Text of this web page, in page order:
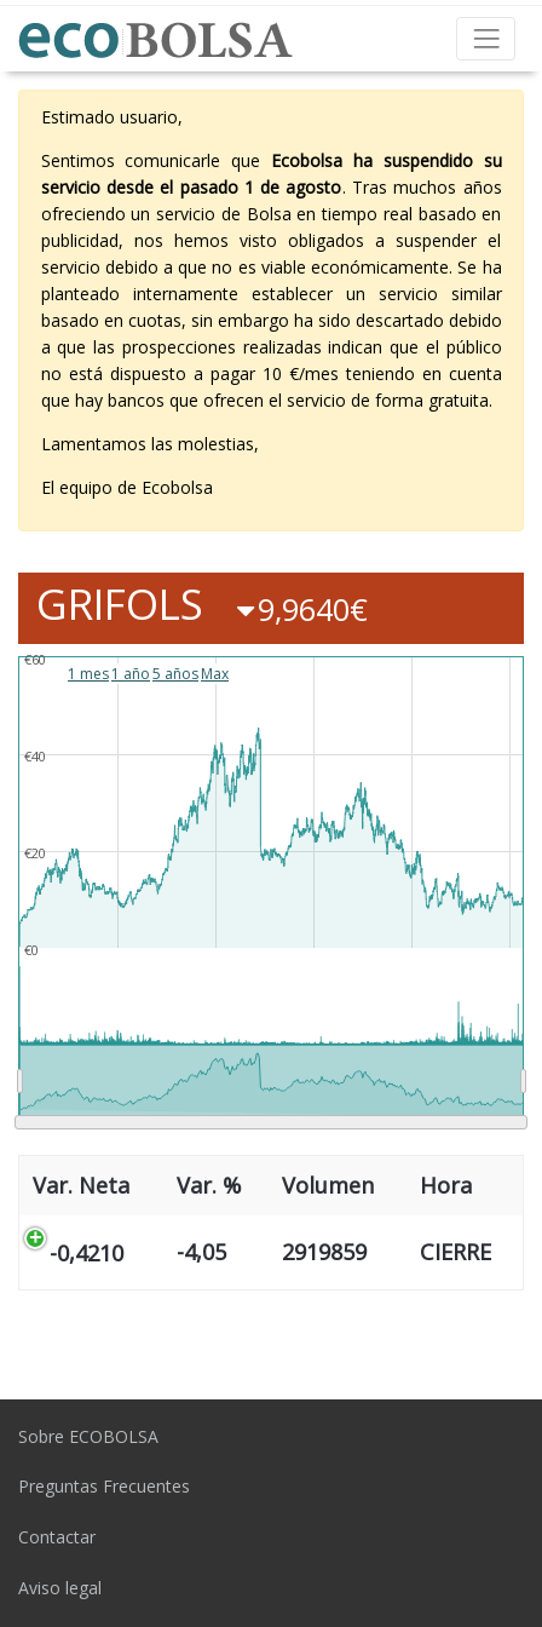
Estimado usuario,
Sentimos comunicarle que Ecobolsa ha suspendido su
servicio desde el pasado 1 de agosto. Tras muchos años
ofreciendo un servicio de Bolsa en tiempo real basado en
publicidad, nos hemos visto obligados a suspender el
servicio debido a que no es viable económicamente. Se ha
planteado internamente establecer un servicio similar
basado en cuotas, sin embargo ha sido descartado debido
a que las prospecciones realizadas indican que el público
no está dispuesto a pagar 10 €/mes teniendo en cuenta
que hay bancos que ofrecen el servicio de forma gratuita.
Lamentamos las molestias,
El equipo de Ecobolsa
GRIFOLS 9,9640€
1 mes1 año5 añosMax
€0
€20
€40
€60
Var. Neta Var. % Volumen Hora
-0,4210 -4,05 2919859 CIERRE
Sobre ECOBOLSA
Preguntas Frecuentes
Contactar
Aviso legal